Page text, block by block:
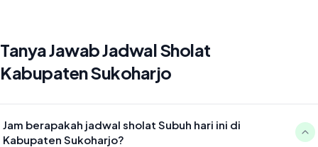
Tanya Jawab Jadwal Sholat
Kabupaten Sukoharjo
Jam berapakah jadwal sholat Subuh hari ini di
Kabupaten Sukoharjo?